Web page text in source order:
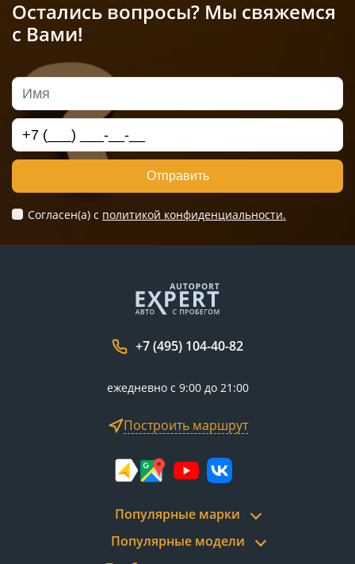
Остались вопросы? Мы свяжемся
с Вами!
Отправить
Согласен(а) c политикой конфиденциальности.
+7 (495) 104-40-82
ежедневно с 9:00 до 21:00
Построить маршрут
Популярные марки
Популярные модели